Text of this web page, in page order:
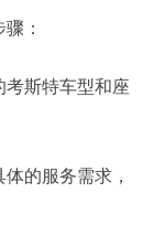
：
考斯特车型和座
的服务需求，